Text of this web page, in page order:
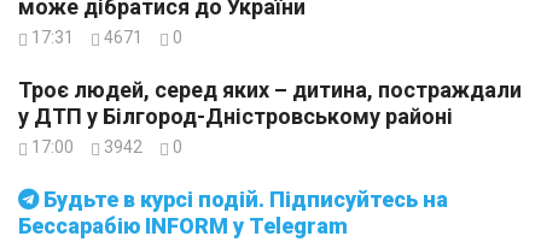
Будьте в курсі подій. Підписуйтесь на
Бессарабію INFORM у Telegram
може дібратися до України
17:31 4671 0
Троє людей, серед яких – дитина, постраждали
у ДТП у Білгород-Дністровському районі
17:00 3942 0